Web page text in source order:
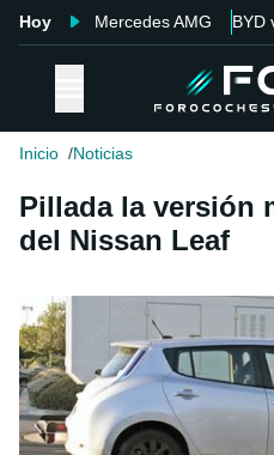
Hoy Mercedes AMG BYD
Inicio Noticias
Pillada la versión
del Nissan Leaf